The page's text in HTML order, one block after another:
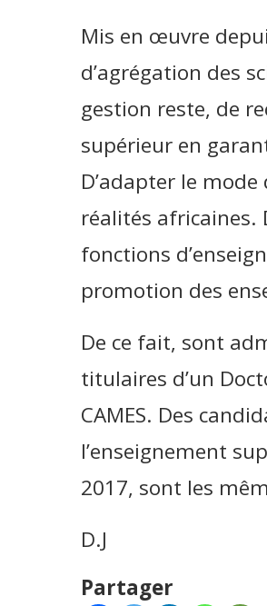
Mis en œuvre
d’agrégation des
gestion reste, de
supérieur en
D’adapter le
réalités africaines.
fonctions
promotion des
De ce fait, sont
titulaires d’un
CAMES. Des
l’enseignement
2017, sont les
D.J
Partager